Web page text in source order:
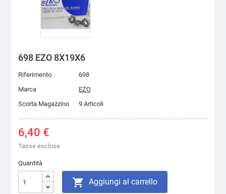
698 EZO 8X19X6
Riferimento
698
Marca
EZO
Scorta Magazzino
9 Articoli
6,40 €
Tasse escluse
Quantità
 Aggiungi al carrello